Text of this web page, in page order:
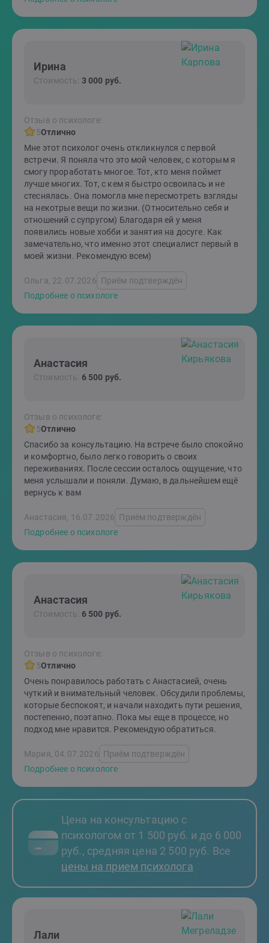
Ирина
Стоимость: 3 000 руб.
Отзыв о психологе:
5Отлично
Мне этот психолог очень откликнулся с первой
встречи. Я поняла что это мой человек, с которым я
смогу проработать многое. Тот, кто меня поймет
лучше многих. Тот, с кем я быстро освоилась и не
стеснялась. Она помогла мне пересмотреть взгляды
на некотрые вещи по жизни. (Относительно себя и
отношений с супругом) Благодаря ей у меня
появились новые хобби и занятия на досуге. Как
замечательно, что именно этот специалист первый в
моей жизни. Рекомендую всем)
Ольга, 22.07.2026 Приём подтверждён
Подробнее о психологе
Анастасия
Стоимость: 6 500 руб.
Отзыв о психологе:
5Отлично
Спасибо за консультацию. На встрече было спокойно
и комфортно, было легко говорить о своих
переживаниях. После сессии осталось ощущение, что
меня услышали и поняли. Думаю, в дальнейшем ещё
вернусь к вам
Анастасия, 16.07.2026 Приём подтверждён
Подробнее о психологе
Анастасия
Стоимость: 6 500 руб.
Отзыв о психологе:
5Отлично
Очень понравилось работать с Анастасией, очень
чуткий и внимательный человек. Обсудили проблемы,
которые беспокоят, и начали находить пути решения,
постепенно, поэтапно. Пока мы еще в процессе, но
подход мне нравится. Рекомендую обратиться.
Мария, 04.07.2026 Приём подтверждён
Подробнее о психологе
Цена на консультацию с
психологом от 1 500 руб. и до 6 000
руб., средняя цена 2 500 руб. Все
цены на прием психолога
Лали